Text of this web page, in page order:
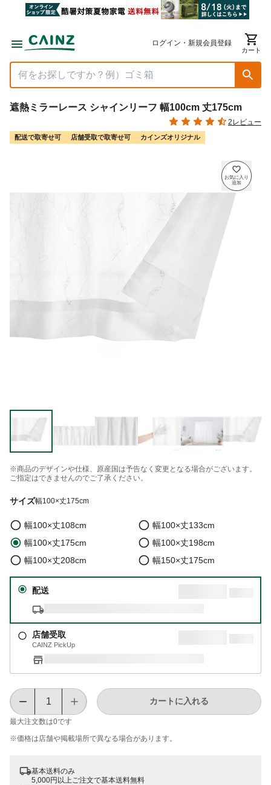
ログイン・新規会員登録
カート
遮熱ミラーレース シャインリーフ 幅100cm 丈175cm
2レビュー
配送で取寄せ可 店舗受取で取寄せ可 カインズオリジナル
※商品のデザインや仕様、原産国は予告なく変更となる場合がございます。
ご指定はできませんのでご了承ください。
サイズ幅100×丈175cm
幅100×丈108cm
幅100×丈133cm
幅100×丈175cm
幅100×丈198cm
幅100×丈208cm
幅150×丈175cm
配送
店舗受取
CAINZ PickUp
最大注文数は0です
カートに入れる
※価格は​店舗や​掲載場所で​異なる​場合が​あります。
基本送料のみ
5,000円以上ご注文で基本送料無料